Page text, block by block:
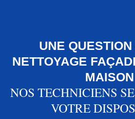
UNE
NETTOYAGE
MAISON
NOS TECHNICIENS
VOTRE